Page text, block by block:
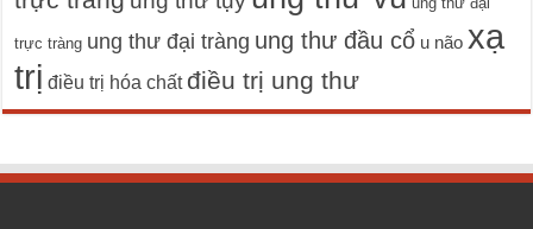
trực tràng ung thư đại tràng ung thư đầu cổ u não xạ
trị điều trị hóa chất điều trị ung thư